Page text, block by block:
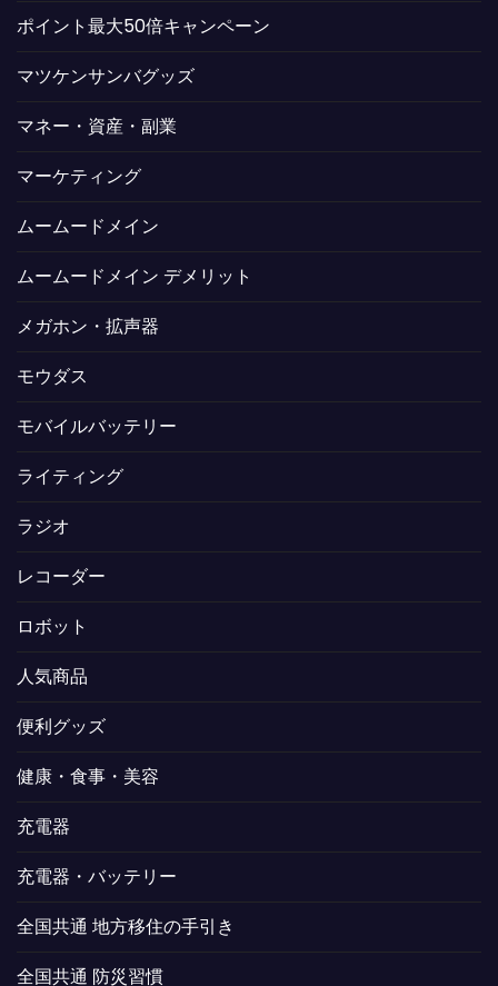
ポイント最大50倍キャンペーン
マツケンサンバグッズ
マネー・資産・副業
マーケティング
ムームードメイン
ムームードメイン デメリット
メガホン・拡声器
モウダス
モバイルバッテリー
ライティング
ラジオ
レコーダー
ロボット
人気商品
便利グッズ
健康・食事・美容
充電器
充電器・バッテリー
全国共通 地方移住の手引き
全国共通 防災習慣